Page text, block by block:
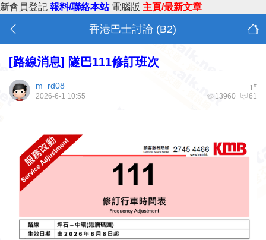
新會員登記 報料/聯絡本站 電腦版 主頁/最新文章
香港巴士討論 (B2)
[路線消息] 隧巴111修訂班次
1#
m_rd08
13960 61
2026-6-1 10:55